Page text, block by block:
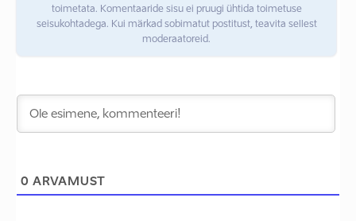
toimetata. Komentaaride sisu ei pruugi ühtida toimetuse
seisukohtadega. Kui märkad sobimatut postitust, teavita sellest
moderaatoreid.
0 ARVAMUST